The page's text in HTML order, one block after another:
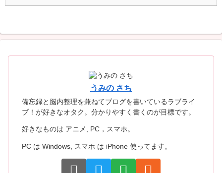
うみの さち
備忘録と脳内整理を兼ねてブログを書いているラブライ
ブ！が好きなオタク。分かりやすく書くのが目標です。
好きなものは アニメ, PC，スマホ。
PC は Windows, スマホ は iPhone 使ってます。